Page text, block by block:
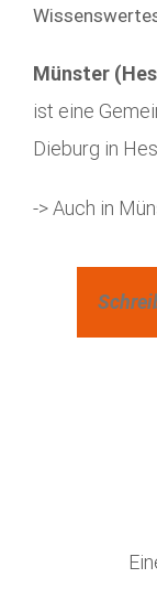
Münster
ist eine
Dieburg in
-> Auch in